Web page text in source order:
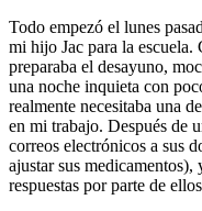
Todo empezó el lunes
mi hijo Jac para la escuela.
preparaba el desayuno,
una noche inquieta con
realmente necesitaba una
en mi trabajo. Después de
correos electrónicos a sus
ajustar sus
respuestas por parte de